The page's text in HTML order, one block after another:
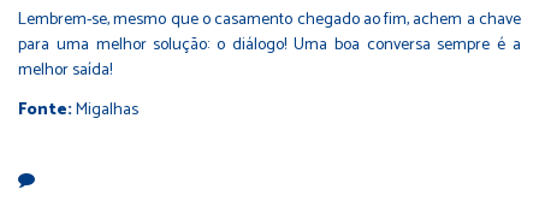
Lembrem-se, mesmo que o casamento chegado ao fim, achem a chave
para uma melhor solução: o diálogo! Uma boa conversa sempre é a
melhor saída!
Fonte:Migalhas